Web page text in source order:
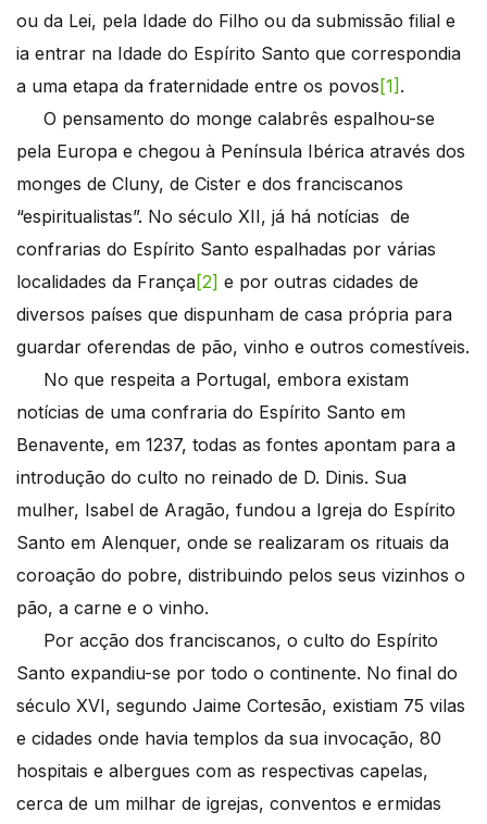
ou da Lei, pela Idade do Filho ou da submissão filial e
ia entrar na Idade do Espírito Santo que correspondia
a uma etapa da fraternidade entre os povos [1] .
O pensamento do monge calabrês espalhou-se
pela Europa e chegou à Península Ibérica através dos
monges de Cluny, de Cister e dos franciscanos
“espiritualistas”. No século XII, já há notícias de
confrarias do Espírito Santo espalhadas por várias
localidades da França[2] e por outras cidades de
diversos países que dispunham de casa própria para
guardar oferendas de pão, vinho e outros comestíveis.
No que respeita a Portugal, embora existam
notícias de uma confraria do Espírito Santo em
Benavente, em 1237, todas as fontes apontam para a
introdução do culto no reinado de D. Dinis. Sua
mulher, Isabel de Aragão, fundou a Igreja do Espírito
Santo em Alenquer, onde se realizaram os rituais da
coroação do pobre, distribuindo pelos seus vizinhos o
pão, a carne e o vinho.
Por acção dos franciscanos, o culto do Espírito
Santo expandiu-se por todo o continente. No final do
século XVI, segundo Jaime Cortesão, existiam 75 vilas
e cidades onde havia templos da sua invocação, 80
hospitais e albergues com as respectivas capelas,
cerca de um milhar de igrejas, conventos e ermidas